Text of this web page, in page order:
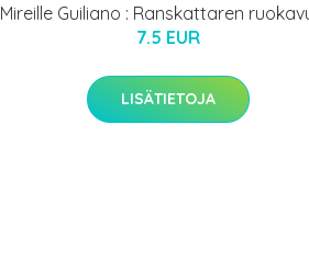
Mireille Guiliano : Ranskattaren
7.5 EUR
LISÄTIETOJA